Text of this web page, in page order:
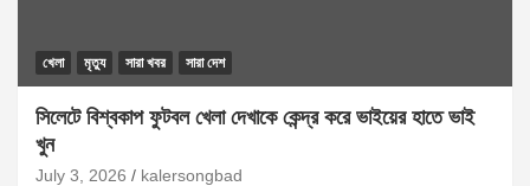
খেলা মৃত্যু সারা খবর সারা দেশ
সিলেটে বিশ্বকাপ ফুটবল খেলা দেখাকে কেন্দ্র করে ভাইয়ের হাতে ভাই
খুন
July 3, 2026 kalersongbad